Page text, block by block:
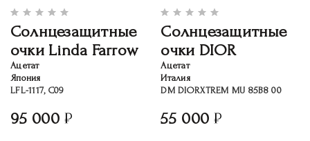
Солнцезащитные
очки Linda Farrow
Ацетат
Япония
LFL-1117, C09
95 000
Солнцезащитные
очки DIOR
Ацетат
Италия
DM DIORXTREM MU 85B8 00
55 000